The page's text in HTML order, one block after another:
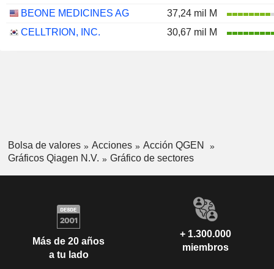
BEONE MEDICINES AG
37,24 mil M
CELLTRION, INC.
30,67 mil M
Bolsa de valores Acciones
Acción QGEN
Gráficos Qiagen N.V.
Gráfico de sectores
Más de 20 años
a tu lado
+ 1.300.000
miembros